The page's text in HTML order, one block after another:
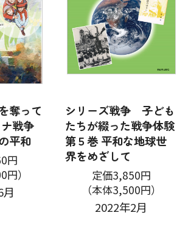
奪って
戦争
平和
円
円）
シリーズ戦争 子ども
たちが綴った戦争体験
第５巻 平和な地球世
界をめざして
定価3,850円
（本体3,500円）
2022年2月